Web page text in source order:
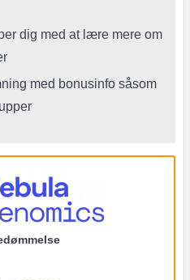
dig med at lære mere om
med bonusinfo såsom